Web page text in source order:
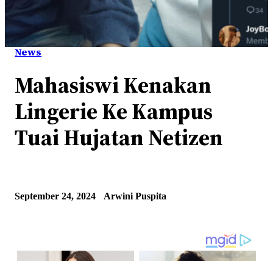
News
Mahasiswi Kenakan
Lingerie Ke Kampus
Tuai Hujatan Netizen
September 24, 2024 Arwini Puspita